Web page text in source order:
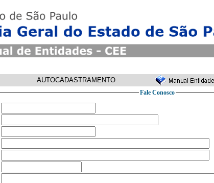
AUTOCADASTRAMENTO
Fale Conosco